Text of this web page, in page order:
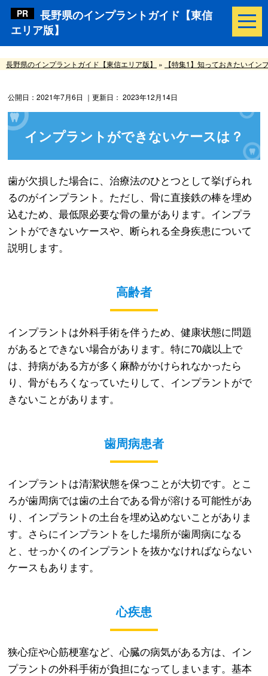
長野県のインプラントガイド【東信
エリア版】
長野県のインプラントガイド【東信エリア版】 » 【特集1】知っておきたいイン
公開日：2021年7月6日 ｜更新日：2023年12月14日
インプラントができないケースは？
歯が欠損した場合に、治療法のひとつとして挙げられ
るのがインプラント。ただし、骨に直接鉄の棒を埋め
込むため、最低限必要な骨の量があります。インプラ
ントができないケースや、断られる全身疾患について
説明します。
高齢者
インプラントは外科手術を伴うため、健康状態に問題
があるとできない場合があります。特に70歳以上で
は、持病がある方が多く麻酔がかけられなかったら
り、骨がもろくなっていたりして、インプラントがで
きないことがあります。
歯周病患者
インプラントは清潔状態を保つことが大切です。とこ
ろが歯周病では歯の土台である骨が溶ける可能性があ
り、インプラントの土台を埋め込めないことがありま
す。さらにインプラントをした場所が歯周病になる
と、せっかくのインプラントを抜かなければならない
ケースもあります。
心疾患
狭心症や心筋梗塞など、心臓の病気がある方は、イン
プラントの外科手術が負担になってしまいます。基本